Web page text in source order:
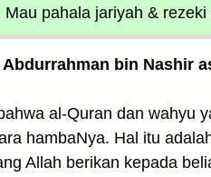
Mau pahala jariyah & rezeki
bin Nashir
al-Quran dan wahyu
hambaNya. Hal itu
Allah berikan kepada